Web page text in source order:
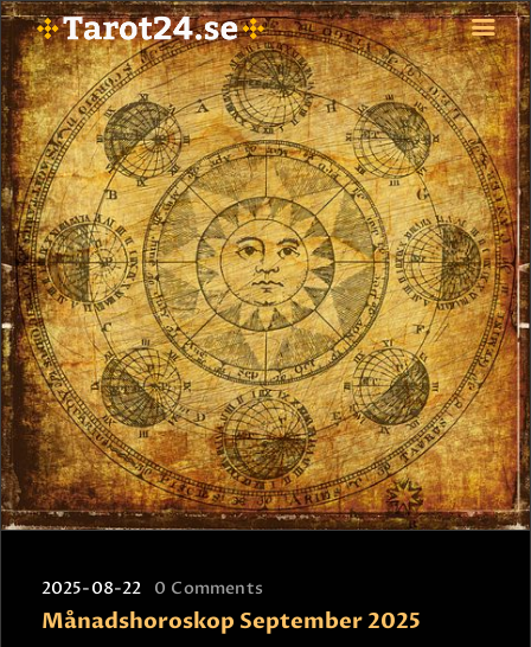
HEM
ASTROLOGI
STJÄRNTECKEN
TAROT
SPÅDAM-SIERSKA
BLOGG
JOBBA SOM SPÅDAM
BETALNING
FAQ
KONTAKTA OSS
2025-08-22 0 Comments
Månadshoroskop September 2025